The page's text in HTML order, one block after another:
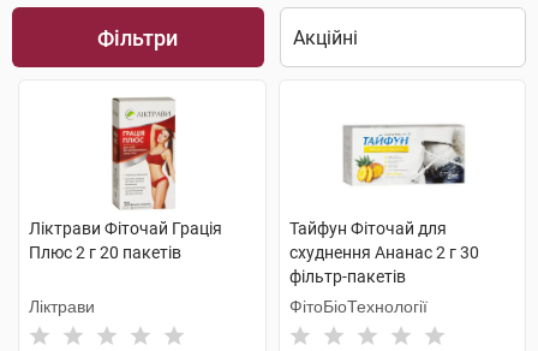
Фільтри
Ліктрави Фіточай Грація
Плюс 2 г 20 пакетів
Ліктрави
Тайфун Фіточай для
схуднення Ананас 2 г 30
фільтр-пакетів
ФітоБіоТехнології